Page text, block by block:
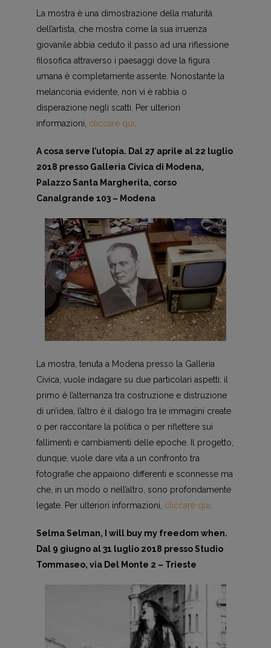
La mostra è una dimostrazione della maturità
dell’artista, che mostra come la sua irruenza
giovanile abbia ceduto il passo ad una riflessione
filosofica attraverso i paesaggi dove la figura
umana è completamente assente. Nonostante la
melanconia evidente, non vi è rabbia o
disperazione negli scatti. Per ulteriori
informazioni, cliccare qui.
A cosa serve l’utopia. Dal 27 aprile al 22 luglio
2018 presso Galleria Civica di Modena,
Palazzo Santa Margherita, corso
Canalgrande 103 – Modena
La mostra, tenuta a Modena presso la Galleria
Civica, vuole indagare su due particolari aspetti: il
primo è l’alternanza tra costruzione e distruzione
di un’idea, l’altro è il dialogo tra le immagini create
o per raccontare la politica o per riflettere sui
fallimenti e cambiamenti delle epoche. Il progetto,
dunque, vuole dare vita a un confronto tra
fotografie che appaiono differenti e sconnesse ma
che, in un modo o nell’altro, sono profondamente
legate. Per ulteriori informazioni, cliccare qui.
Selma Selman, I will buy my freedom when.
Dal 9 giugno al 31 luglio 2018 presso Studio
Tommaseo, via Del Monte 2 – Trieste